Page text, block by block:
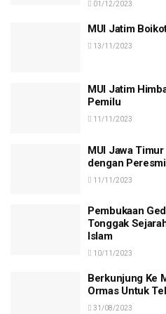
01/12/2023
MUI Jatim
13/11/2023
MUI Jatim
Pemilu
11/11/2023
MUI Jawa
dengan
11/11/2023
Pembukaan
Tonggak
Islam
10/11/2023
Berkunjung Ke
Ormas Untuk
31/08/2023